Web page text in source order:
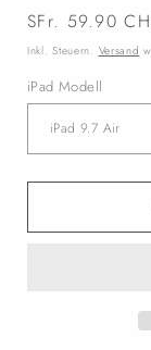
Normaler
Preis
SFr. 59.90
Inkl. Steuern. Versand
iPad Modell